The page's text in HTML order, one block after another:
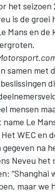
DTM
seizoen
is de
Mans en
samen met
mensen
Le
WEC en
na
Neveu
“Shanghai
maar